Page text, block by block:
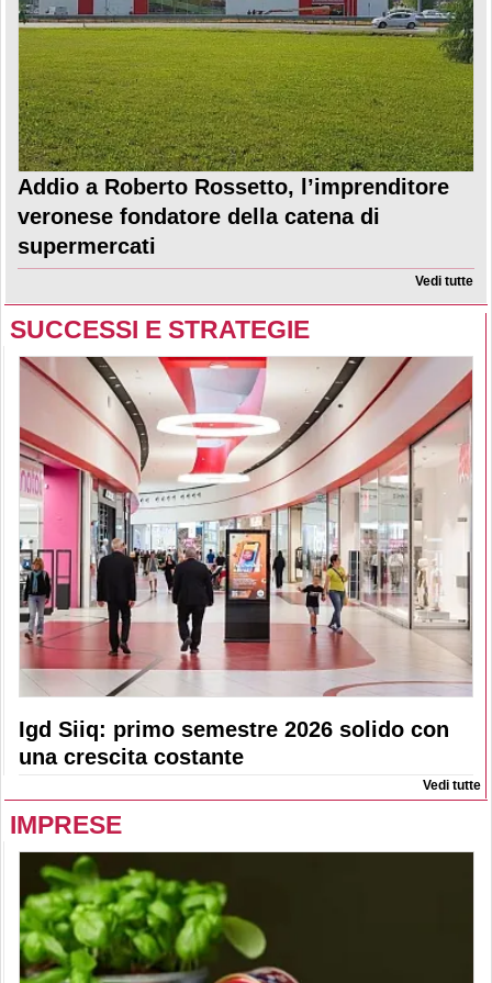
Addio a Roberto Rossetto, l’imprenditore
veronese fondatore della catena di
supermercati
Vedi tutte
SUCCESSI E STRATEGIE
Igd Siiq: primo semestre 2026 solido con
una crescita costante
Vedi tutte
IMPRESE